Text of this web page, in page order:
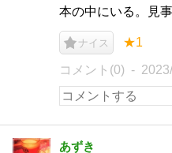
本の中にいる。見事
ナイス ★1
コメント(0)
あずき